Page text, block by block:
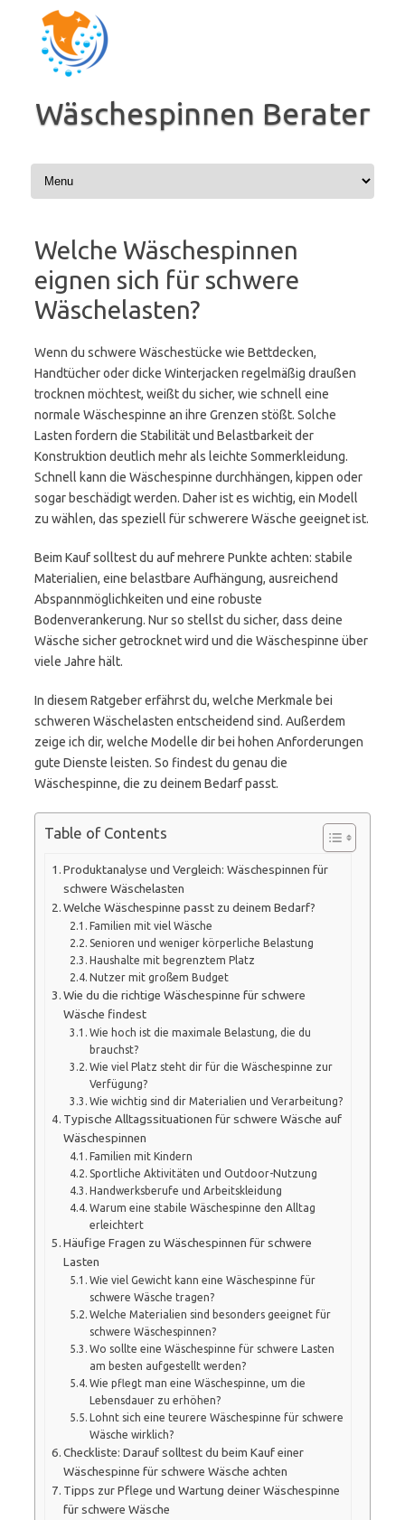
Inhalt
springen
Wäschespinnen Berater
Welche Wäschespinnen
eignen sich für schwere
Wäschelasten?
Wenn du schwere Wäschestücke wie Bettdecken,
Handtücher oder dicke Winterjacken regelmäßig draußen
trocknen möchtest, weißt du sicher, wie schnell eine
normale Wäschespinne an ihre Grenzen stößt. Solche
Lasten fordern die Stabilität und Belastbarkeit der
Konstruktion deutlich mehr als leichte Sommerkleidung.
Schnell kann die Wäschespinne durchhängen, kippen oder
sogar beschädigt werden. Daher ist es wichtig, ein Modell
zu wählen, das speziell für schwerere Wäsche geeignet ist.
Beim Kauf solltest du auf mehrere Punkte achten: stabile
Materialien, eine belastbare Aufhängung, ausreichend
Abspannmöglichkeiten und eine robuste
Bodenverankerung. Nur so stellst du sicher, dass deine
Wäsche sicher getrocknet wird und die Wäschespinne über
viele Jahre hält.
In diesem Ratgeber erfährst du, welche Merkmale bei
schweren Wäschelasten entscheidend sind. Außerdem
zeige ich dir, welche Modelle dir bei hohen Anforderungen
gute Dienste leisten. So findest du genau die
Wäschespinne, die zu deinem Bedarf passt.
Table of Contents
Produktanalyse und Vergleich: Wäschespinnen für
schwere Wäschelasten
Welche Wäschespinne passt zu deinem Bedarf?
Familien mit viel Wäsche
Senioren und weniger körperliche Belastung
Haushalte mit begrenztem Platz
Nutzer mit großem Budget
Wie du die richtige Wäschespinne für schwere
Wäsche findest
Wie hoch ist die maximale Belastung, die du
brauchst?
Wie viel Platz steht dir für die Wäschespinne zur
Verfügung?
Wie wichtig sind dir Materialien und Verarbeitung?
Typische Alltagssituationen für schwere Wäsche auf
Wäschespinnen
Familien mit Kindern
Sportliche Aktivitäten und Outdoor-Nutzung
Handwerksberufe und Arbeitskleidung
Warum eine stabile Wäschespinne den Alltag
erleichtert
Häufige Fragen zu Wäschespinnen für schwere
Lasten
Wie viel Gewicht kann eine Wäschespinne für
schwere Wäsche tragen?
Welche Materialien sind besonders geeignet für
schwere Wäschespinnen?
Wo sollte eine Wäschespinne für schwere Lasten
am besten aufgestellt werden?
Wie pflegt man eine Wäschespinne, um die
Lebensdauer zu erhöhen?
Lohnt sich eine teurere Wäschespinne für schwere
Wäsche wirklich?
Checkliste: Darauf solltest du beim Kauf einer
Wäschespinne für schwere Wäsche achten
Tipps zur Pflege und Wartung deiner Wäschespinne
für schwere Wäsche